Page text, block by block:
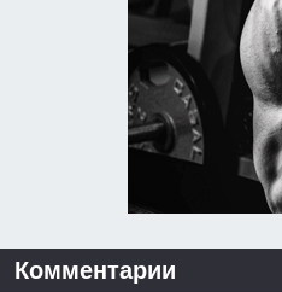
Комментарии